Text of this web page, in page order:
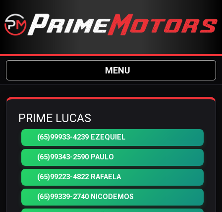
MENU
PRIME LUCAS
(65)99933-4239 EZEQUIEL
(65)99343-2590 PAULO
(65)99223-4822 RAFAELA
(65)99339-2740 NICODEMOS